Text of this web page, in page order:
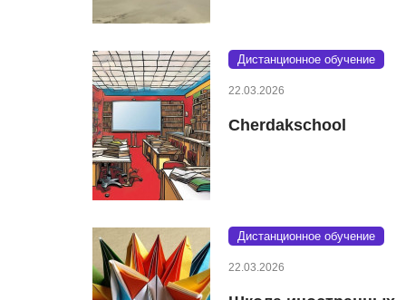
Дистанционное обучение
22.03.2026
Cherdakschool
Дистанционное обучение
22.03.2026